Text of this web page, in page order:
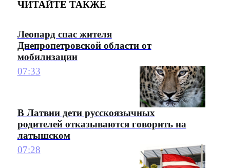
ЧИТАЙТЕ ТАКЖЕ
Леопард спас жителя
Днепропетровской области от
мобилизации
07:33
В Латвии дети русскоязычных
родителей отказываются говорить на
латышском
07:28